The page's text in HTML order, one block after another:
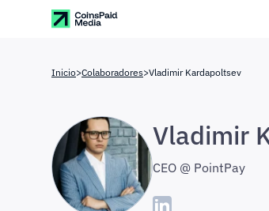
Inicio>Colaboradores>Vladimir Kardapoltsev
Vladimir
CEO @ PointPay